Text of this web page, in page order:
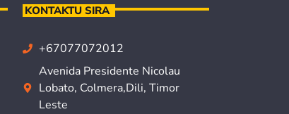
KONTAKTU SIRA
+67077072012
Avenida Presidente Nicolau
Lobato, Colmera,Dili, Timor
Leste